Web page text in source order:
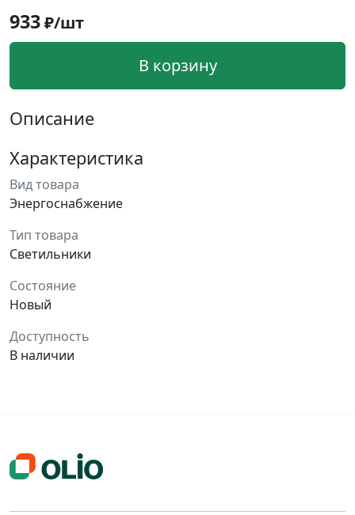
933₽/шт
В корзину
Описание
Характеристика
Вид товара
Энергоснабжение
Тип товара
Светильники
Состояние
Новый
Доступность
В наличии